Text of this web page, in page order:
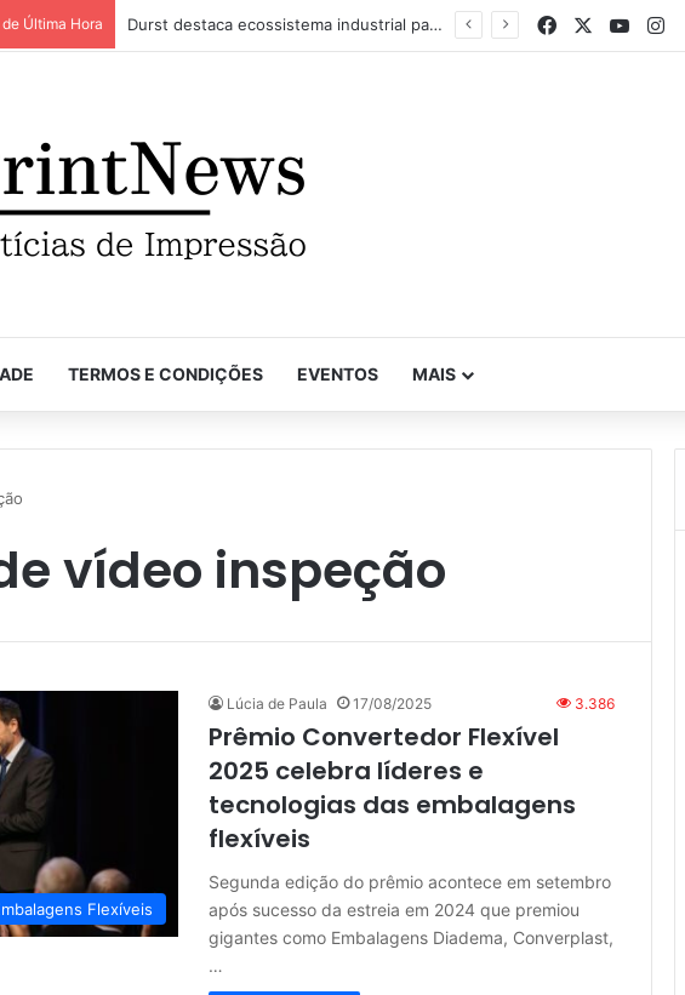
Última Hora Com recorde de trabalhos inscritos e empresas participantes, 7º Prêmio Paulista de Excelência Gráfica conhece seus vencedores Facebook
TERMOS E CONDIÇÕES EVENTOS MAIS
vídeo inspeção
Flexíveis
Lúcia de Paula 17/08/2025 3.386
Prêmio Convertedor Flexível
2025 celebra líderes e
tecnologias das embalagens
flexíveis
Segunda edição do prêmio acontece em setembro
após sucesso da estreia em 2024 que premiou
gigantes como Embalagens Diadema, Converplast,
…